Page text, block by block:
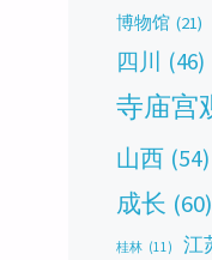
博物馆 (21)
四川 (46)
寺庙宫
山西 (54)
成长 (60)
桂林 (11) 江